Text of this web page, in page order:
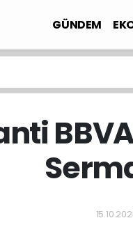
GÜNDEM